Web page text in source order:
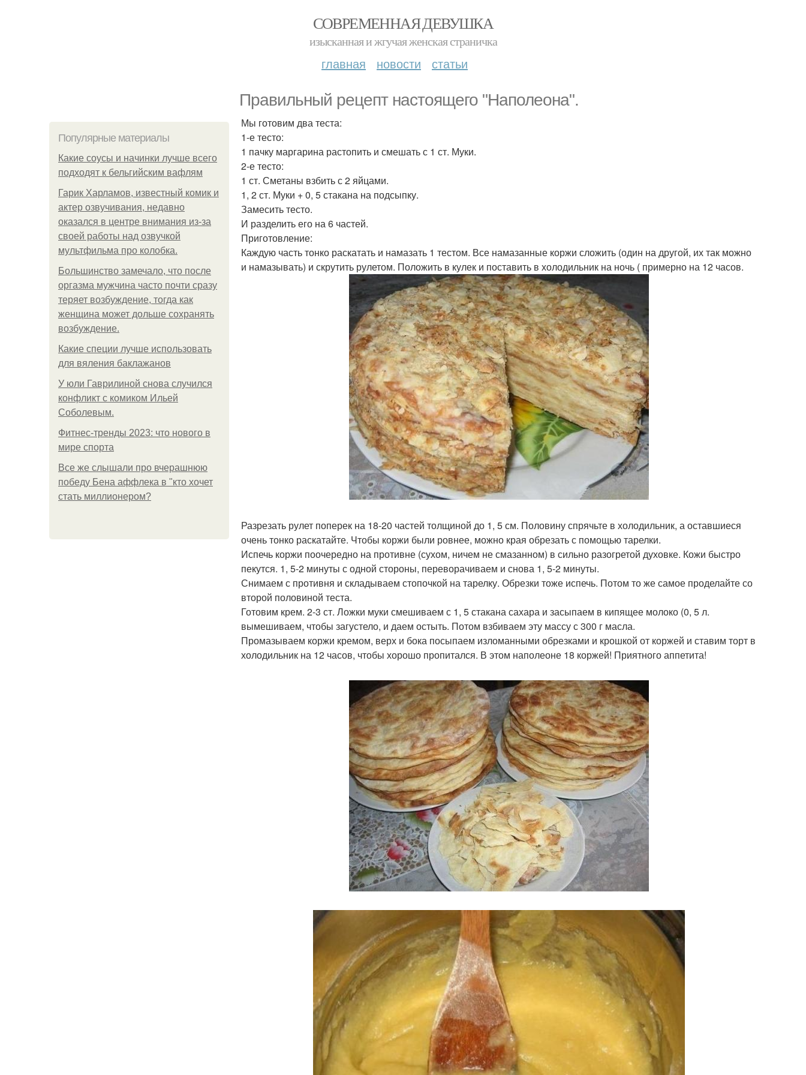
СОВРЕМЕННАЯ ДЕВУШКА
изысканная и жгучая женская страничка
главная новости статьи
Правильный рецепт настоящего "Наполеона".
Популярные материалы
Какие соусы и начинки лучше всего
подходят к бельгийским вафлям
Гарик Харламов, известный комик и
актер озвучивания, недавно
оказался в центре внимания из-за
своей работы над озвучкой
мультфильма про колобка.
Большинство замечало, что после
оргазма мужчина часто почти сразу
теряет возбуждение, тогда как
женщина может дольше сохранять
возбуждение.
Какие специи лучше использовать
для вяления баклажанов
У юли Гаврилиной снова случился
конфликт с комиком Ильей
Соболевым.
Фитнес-тренды 2023: что нового в
мире спорта
Все же слышали про вчерашнюю
победу Бена аффлека в "кто хочет
стать миллионером?
Мы готовим два теста:
1-е тесто:
1 пачку маргарина растопить и смешать с 1 ст. Муки.
2-е тесто:
1 ст. Сметаны взбить с 2 яйцами.
1, 2 ст. Муки + 0, 5 стакана на подсыпку.
Замесить тесто.
И разделить его на 6 частей.
Приготовление:
Каждую часть тонко раскатать и намазать 1 тестом. Все намазанные коржи сложить (один на другой, их так можно
и намазывать) и скрутить рулетом. Положить в кулек и поставить в холодильник на ночь ( примерно на 12 часов.
Разрезать рулет поперек на 18-20 частей толщиной до 1, 5 см. Половину спрячьте в холодильник, а оставшиеся
очень тонко раскатайте. Чтобы коржи были ровнее, можно края обрезать с помощью тарелки.
Испечь коржи поочередно на противне (сухом, ничем не смазанном) в сильно разогретой духовке. Кожи быстро
пекутся. 1, 5-2 минуты с одной стороны, переворачиваем и снова 1, 5-2 минуты.
Снимаем с противня и складываем стопочкой на тарелку. Обрезки тоже испечь. Потом то же самое проделайте со
второй половиной теста.
Готовим крем. 2-3 ст. Ложки муки смешиваем с 1, 5 стакана сахара и засыпаем в кипящее молоко (0, 5 л.
вымешиваем, чтобы загустело, и даем остыть. Потом взбиваем эту массу с 300 г масла.
Промазываем коржи кремом, верх и бока посыпаем изломанными обрезками и крошкой от коржей и ставим торт в
холодильник на 12 часов, чтобы хорошо пропитался. В этом наполеоне 18 коржей! Приятного аппетита!